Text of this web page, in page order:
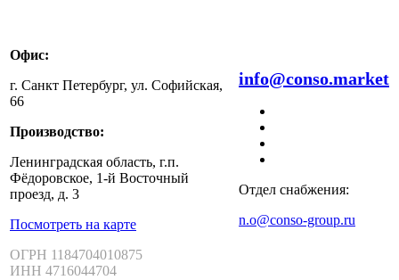
Офис:
г. Санкт Петербург, ул. Софийская,
66
Производство:
Ленинградская область, г.п.
Фёдоровское, 1-й Восточный
проезд, д. 3
Посмотреть на карте
ОГРН 1184704010875
ИНН 4716044704
info@conso.market
Отдел снабжения:
n.o@conso-group.ru